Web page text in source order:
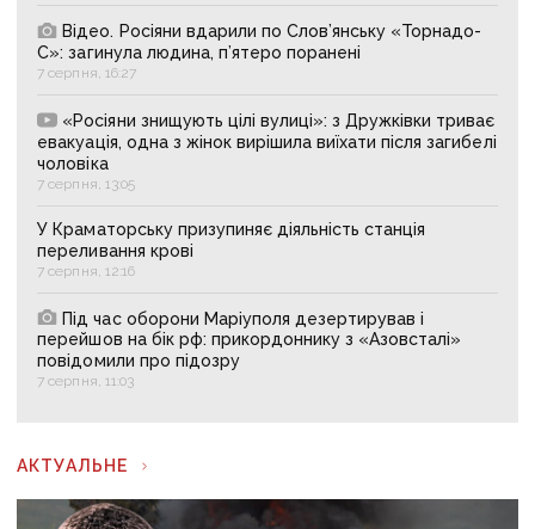
Відео. Росіяни вдарили по Слов’янську «Торнадо-
С»: загинула людина, п’ятеро поранені
7 серпня, 16:27
«Росіяни знищують цілі вулиці»: з Дружківки триває
евакуація, одна з жінок вирішила виїхати після загибелі
чоловіка
7 серпня, 13:05
У Краматорську призупиняє діяльність станція
переливання крові
7 серпня, 12:16
Під час оборони Маріуполя дезертирував і
перейшов на бік рф: прикордоннику з «Азовсталі»
повідомили про підозру
7 серпня, 11:03
АКТУАЛЬНЕ